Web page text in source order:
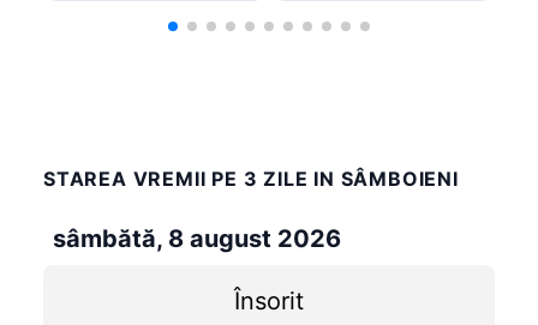
STAREA VREMII PE 3 ZILE IN SÂMBOIENI
sâmbătă, 8 august 2026
Însorit